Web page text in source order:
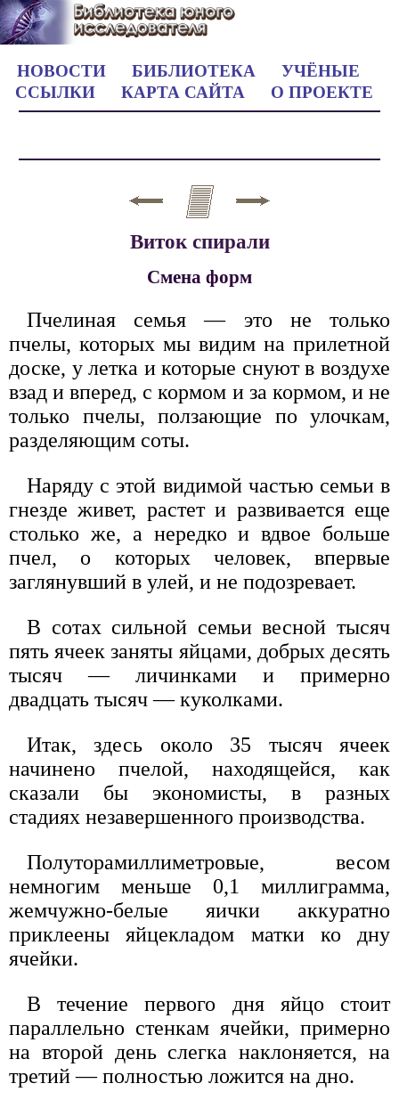
НОВОСТИ БИБЛИОТЕКА
УЧЁНЫЕ
ССЫЛКИ
КАРТА САЙТА О ПРОЕКТЕ
Виток спирали
Смена форм
Пчелиная семья — это не только
пчелы, которых мы видим на прилетной
доске, у летка и которые снуют в воздухе
взад и вперед, с кормом и за кормом, и не
только пчелы, ползающие по улочкам,
разделяющим соты.
Наряду с этой видимой частью семьи в
гнезде живет, растет и развивается еще
столько же, а нередко и вдвое больше
пчел, о которых человек, впервые
заглянувший в улей, и не подозревает.
В сотах сильной семьи весной тысяч
пять ячеек заняты яйцами, добрых десять
тысяч — личинками и примерно
двадцать тысяч — куколками.
Итак, здесь около 35 тысяч ячеек
начинено пчелой, находящейся, как
сказали бы экономисты, в разных
стадиях незавершенного производства.
Полуторамиллиметровые, весом
немногим меньше 0,1 миллиграмма,
жемчужно-белые яички аккуратно
приклеены яйцекладом матки ко дну
ячейки.
В течение первого дня яйцо стоит
параллельно стенкам ячейки, примерно
на второй день слегка наклоняется, на
третий — полностью ложится на дно.